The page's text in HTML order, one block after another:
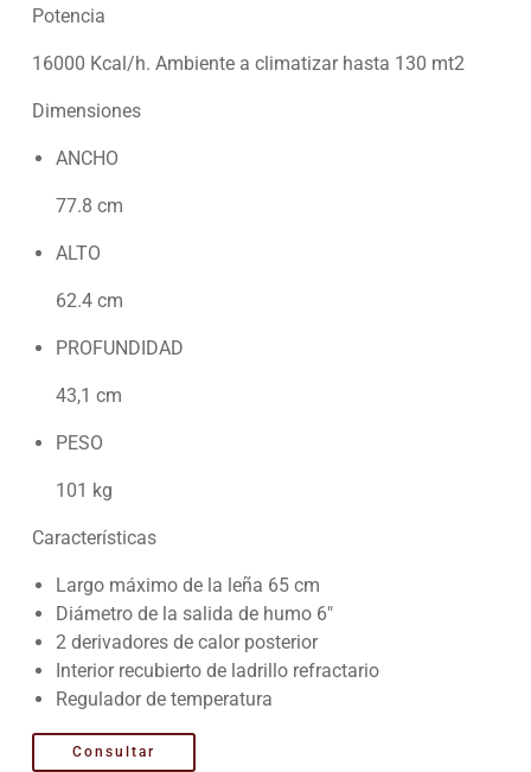
Potencia
16000 Kcal/h. Ambiente a climatizar hasta 130 mt2
Dimensiones
ANCHO
77.8 cm
ALTO
62.4 cm
PROFUNDIDAD
43,1 cm
PESO
101 kg
Características
Largo máximo de la leña 65 cm
Diámetro de la salida de humo 6″
2 derivadores de calor posterior
Interior recubierto de ladrillo refractario
Regulador de temperatura
Consultar